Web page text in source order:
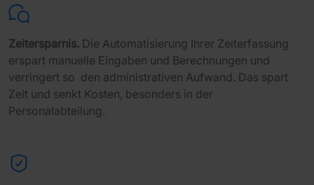
Zeitersparnis. Die Automatisierung Ihrer Zeiterfassung
erspart manuelle Eingaben und Berechnungen und
verringert so den administrativen Aufwand. Das spart
Zeit und senkt Kosten, besonders in der
Personalabteilung.